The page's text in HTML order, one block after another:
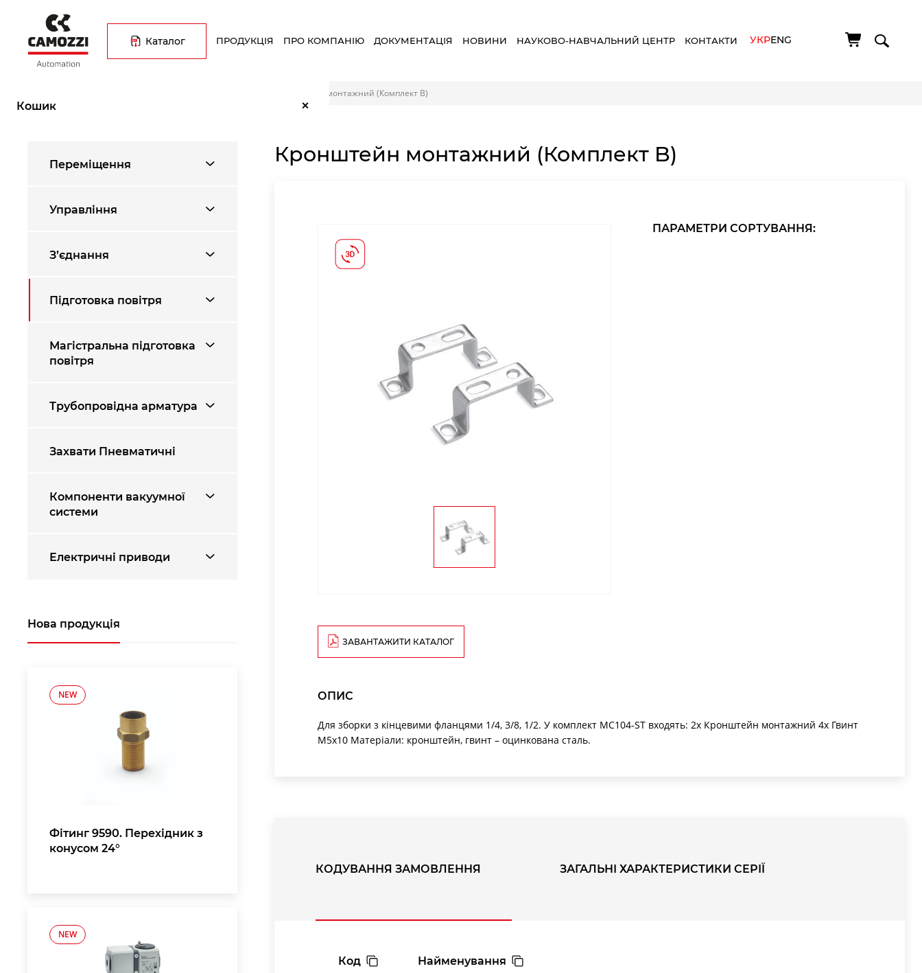
основного
вмісту
Каталог ПРОДУКЦІЯ ПРО КОМПАНІЮ ДОКУМЕНТАЦІЯ НОВИНИ НАУКОВО-НАВЧАЛЬНИЙ ЦЕНТР КОНТАКТИ УКРENG
Кошик ×
навіґації
Кронштейн монтажний (Комплект B)
Переміщення
Управління
З’єднання
Підготовка повітря
Магістральна підготовка
повітря
Трубопровідна арматура
Захвати Пневматичні
Компоненти вакуумної
системи
Електричні приводи
Нова продукція
NEW
Фітинг 9590. Перехідник з
конусом 24°
NEW
Кронштейн монтажний (Комплект B)
ЗАВАНТАЖИТИ КАТАЛОГ
ПАРАМЕТРИ СОРТУВАННЯ:
ОПИС
Для зборки з кінцевими фланцями 1/4, 3/8, 1/2. У комплект MC104-ST входять: 2x Кронштейн монтажний 4x Гвинт
M5x10 Матеріали: кронштейн, гвинт – оцинкована сталь.
КОДУВАННЯ ЗАМОВЛЕННЯ ЗАГАЛЬНІ ХАРАКТЕРИСТИКИ СЕРІЇ
Код Найменування